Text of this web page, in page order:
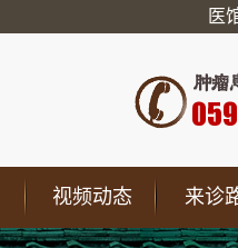
医
来诊
视频动态